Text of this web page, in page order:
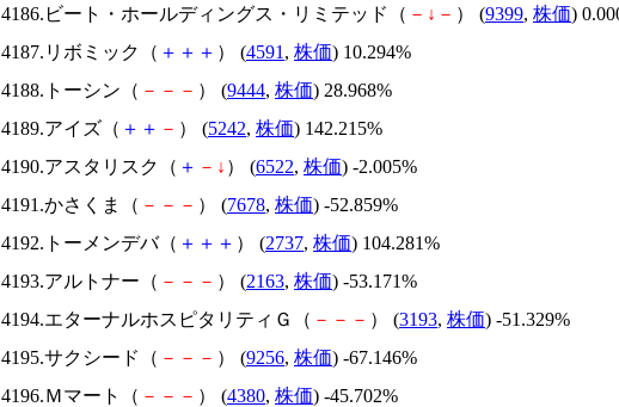
4186.ビート・ホールディングス・リミテッド（ － ↓ － ） (9399, 株価)
4187.リボミック（ ＋ ＋ ＋ ） (4591 , 株価) 10.294%
4188.トーシン（ － － － ） (9444, 株価) 28.968%
4189.アイズ（ ＋ ＋ － ） (5242, 株価) 142.215%
4190.アスタリスク（ ＋ － ↓ ） (6522, 株価) -2.005%
4191.かさくま（ － － － ） (7678, 株価) -52.859%
4192.トーメンデバ（ ＋ ＋ ＋ ） (2737, 株価) 104.281%
4193.アルトナー（ － － － ） (2163, 株価) -53.171%
4194.エターナルホスピタリティＧ（ － － － ） (3193, 株価) -51.329%
4195.サクシード（ － － － ） (9256, 株価) -67.146%
4196.Ｍマート（ － － － ） (4380, 株価) -45.702%